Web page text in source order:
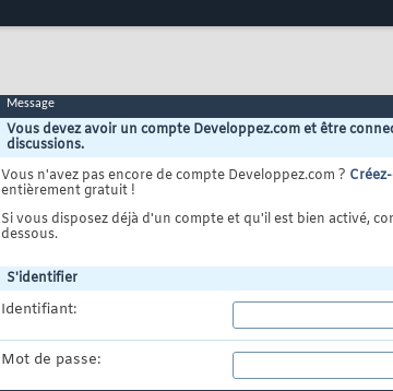
Message
Vous devez avoir un compte Developpez.com et être
discussions.
Vous n'avez pas encore de compte Developpez.com ?
entièrement gratuit !
Si vous disposez déjà d'un compte et qu'il est bien activé,
dessous.
S'identifier
Identifiant:
Mot de passe: